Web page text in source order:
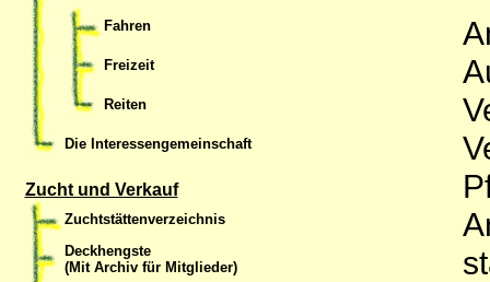
Fahren
Freizeit
Reiten
Die Interessengemeinschaft
Zucht und Verkauf
Zuchtstättenverzeichnis
Deckhengste
(Mit Archiv für Mitglieder)